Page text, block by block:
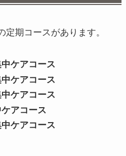
期コースがあります。
ケアコース
ケアコース
ケアコース
アコース
ケアコース